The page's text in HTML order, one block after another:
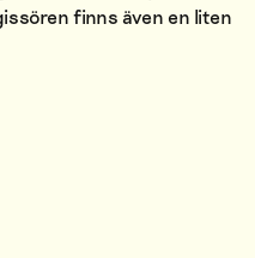
finns även en liten